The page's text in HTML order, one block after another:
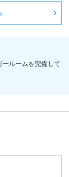
ルームを完備して